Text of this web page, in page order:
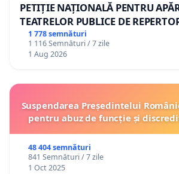
PETIȚIE NAȚIONALĂ PENTRU
TEATRELOR PUBLICE DE
ROMÂNIA
1 778 semnături
1 116 Semnături / 7 zile
1 Aug 2026
Suspendarea Președintelui
pentru abuz de funcție și
48 404 semnături
841 Semnături / 7 zile
1 Oct 2025